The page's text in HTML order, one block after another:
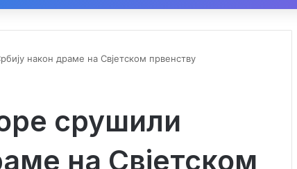
након драме на Свјетском првенству
срушили
на Свјетском